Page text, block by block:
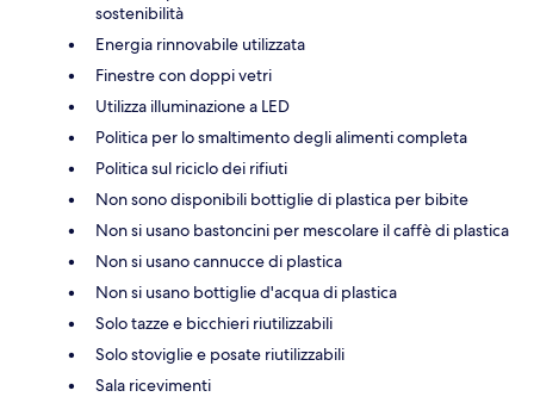
sostenibilità
Energia rinnovabile utilizzata
Finestre con doppi vetri
Utilizza illuminazione a LED
Politica per lo smaltimento degli alimenti completa
Politica sul riciclo dei rifiuti
Non sono disponibili bottiglie di plastica per bibite
Non si usano bastoncini per mescolare il caffè di plastica
Non si usano cannucce di plastica
Non si usano bottiglie d'acqua di plastica
Solo tazze e bicchieri riutilizzabili
Solo stoviglie e posate riutilizzabili
Sala ricevimenti